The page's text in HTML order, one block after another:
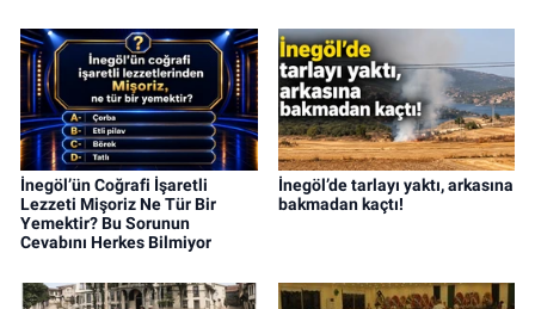
İnegöl’ün Coğrafi İşaretli
Lezzeti Mişoriz Ne Tür Bir
Yemektir? Bu Sorunun
Cevabını Herkes Bilmiyor
İnegöl’de tarlayı yaktı, arkasına
bakmadan kaçtı!